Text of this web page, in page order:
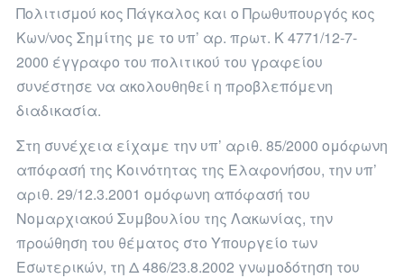
Πολιτισμού κος Πάγκαλος και ο Πρωθυπουργός κος
Κων/νος Σημίτης με το υπ’ αρ. πρωτ. Κ 4771/12-7-
2000 έγγραφο του πολιτικού του γραφείου
συνέστησε να ακολουθηθεί η προβλεπόμενη
διαδικασία.
Στη συνέχεια είχαμε την υπ’ αριθ. 85/2000 ομόφωνη
απόφασή της Κοινότητας της Ελαφονήσου, την υπ’
αριθ. 29/12.3.2001 ομόφωνη απόφασή του
Νομαρχιακού Συμβουλίου της Λακωνίας, την
προώθηση του θέματος στο Υπουργείο των
Εσωτερικών, τη Δ 486/23.8.2002 γνωμοδότηση του